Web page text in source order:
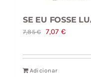
SE EU FOSSE
7,85€
O
original
era:
7,07 €O
atual
Adicionar